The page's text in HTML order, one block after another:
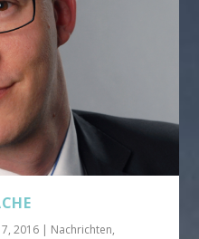
7, 2016 | Nachrichten,